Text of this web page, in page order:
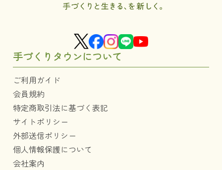
手づくりタウンについて
ご利用ガイド
会員規約
特定商取引法に基づく表記
サイトポリシー
外部送信ポリシー
個人情報保護について
会社案内